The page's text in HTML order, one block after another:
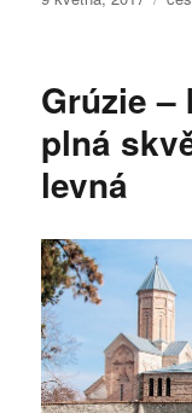
Grúzie –
plná
levná